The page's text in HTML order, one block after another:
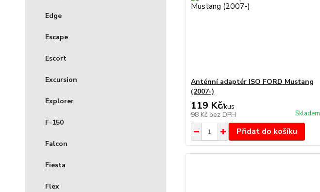
Edge
Escape
Escort
Excursion
Explorer
F-150
Falcon
Fiesta
Flex
Anténní adaptér ISO FORD Mustang
(2007-)
119 Kč/kus
98 Kč bez DPH Skladem
Přidat do košíku